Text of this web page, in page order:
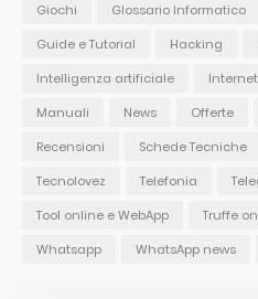
Giochi
Glossario Informatico
Guide e Tutorial
Hacking
Intelligenza artificiale
Internet
Manuali
News Offerte
Recensioni
Schede Tecniche
Tecnolovez
Telefonia
Tool online e WebApp
Truffe
Whatsapp
WhatsApp news